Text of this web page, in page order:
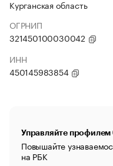
Курганская область
ОГРНИП
321450100030042
ИНН
450145983854
Управляйте профилем
Повышайте
на РБК